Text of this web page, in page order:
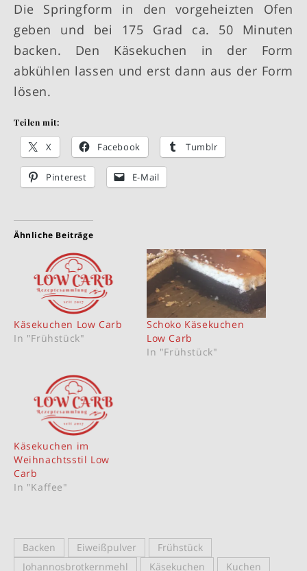
Die Springform in den vorgeheizten Ofen
geben und bei 175 Grad ca. 50 Minuten
backen. Den Käsekuchen in der Form
abkühlen lassen und erst dann aus der Form
lösen.
Teilen mit:
X Facebook Tumblr
Pinterest E-Mail
Ähnliche Beiträge
Käsekuchen Low Carb
In "Frühstück"
Schoko Käsekuchen
Low Carb
In "Frühstück"
Käsekuchen im
Weihnachtsstil Low
Carb
In "Kaffee"
Backen Eiweißpulver
Frühstück
Johannosbrotkernmehl
Käsekuchen Kuchen